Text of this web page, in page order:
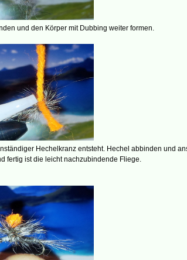
und den Körper mit Dubbing weiter formen.
Hechelkranz entsteht. Hechel abbinden und
fertig ist die leicht nachzubindende Fliege.